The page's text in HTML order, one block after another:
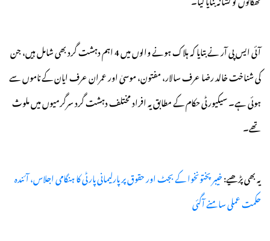
آئی ایس پی آر نے بتایا کہ ہلاک ہونے والوں میں 4 اہم دہشت گرد بھی شامل ہیں، جن
کی شناخت خالد رضا عرف سالار، مفتون، موسیٰ اور عمران عرف ایان کے ناموں سے
ہوئی ہے۔ سیکیورٹی حکام کے مطابق یہ افراد مختلف دہشت گرد سرگرمیوں میں ملوث
تھے۔
یہ بھی پڑھیے:خیبرپختونخوا کے بجٹ اور حقوق پر پارلیمانی پارٹی کا ہنگامی اجلاس، آئندہ
حکمت عملی سامنے آگئی